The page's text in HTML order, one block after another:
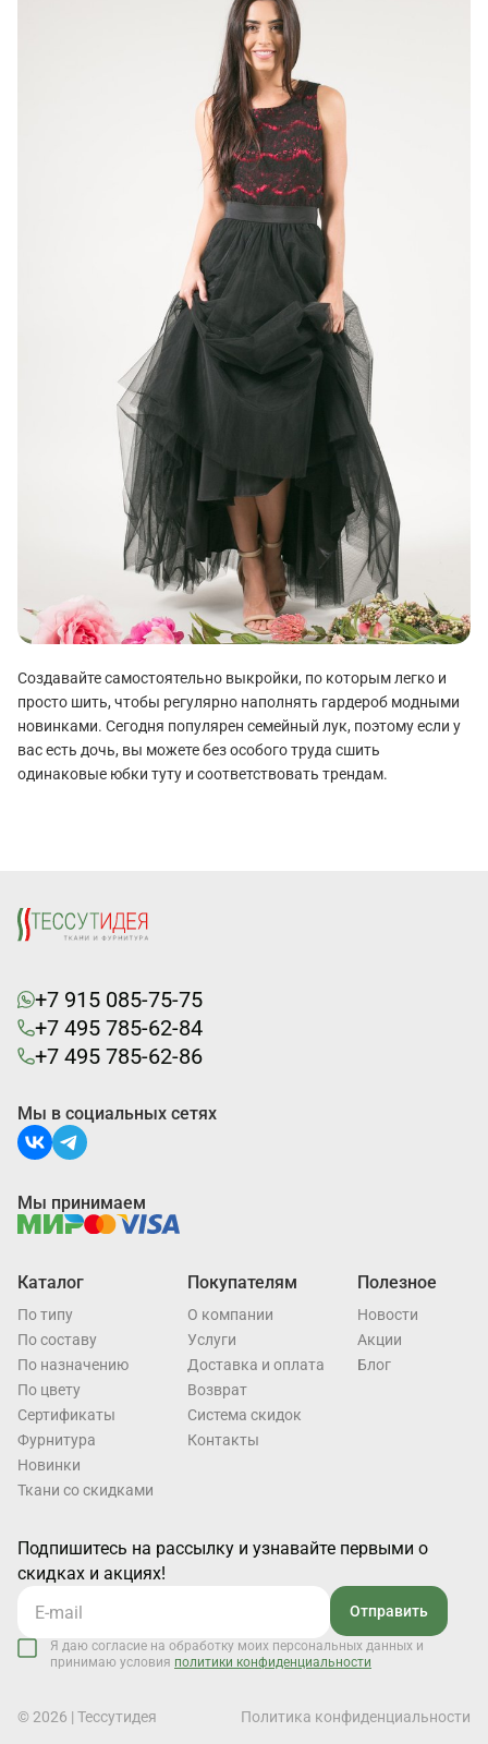
Создавайте самостоятельно выкройки, по которым легко и
просто шить, чтобы регулярно наполнять гардероб модными
новинками. Сегодня популярен семейный лук, поэтому если у
вас есть дочь, вы можете без особого труда сшить
одинаковые юбки туту и соответствовать трендам.
+7 915 085-75-75
+7 495 785-62-84
+7 495 785-62-86
Каталог
По типу
По составу
По назначению
По цвету
Cертификаты
Фурнитура
Новинки
Ткани со скидками
Покупателям
О компании
Услуги
Доставка и оплата
Возврат
Система скидок
Контакты
Полезное
Новости
Акции
Блог
Подпишитесь на рассылку и узнавайте первыми о
скидках и акциях!
Отправить
Я даю согласие на обработку моих персональных данных и
принимаю условия политики конфиденциальности
Мы в социальных сетях
Мы принимаем
© 2026 | Тессутидея Политика конфиденциальности